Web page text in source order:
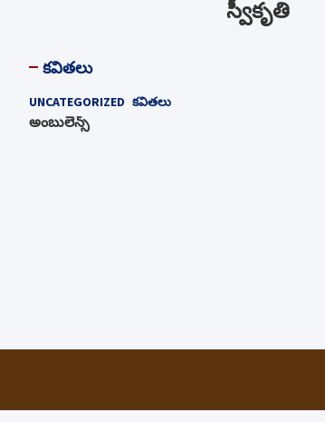
స్వీకృతి
కవితలు
UNCATEGORIZED కవితలు
అంబులెన్స్‌